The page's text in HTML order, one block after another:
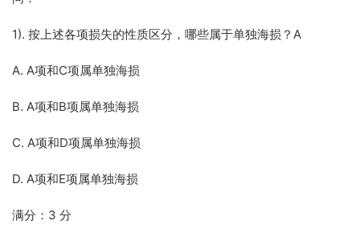
1). 按上述各项损失的性质区分，哪些属于单独海损？A
A. A项和C项属单独海损
B. A项和B项属单独海损
C. A项和D项属单独海损
D. A项和E项属单独海损
满分：3 分